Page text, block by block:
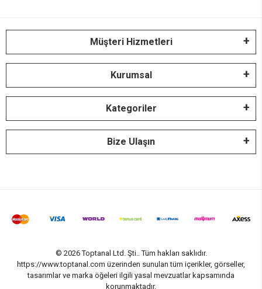
Müşteri Hizmetleri
Kurumsal
Kategoriler
Bize Ulaşın
© 2026 Toptanal Ltd. Şti.. Tüm hakları saklıdır.
https://www.toptanal.com üzerinden sunulan tüm içerikler, görseller,
tasarımlar ve marka öğeleri ilgili yasal mevzuatlar kapsamında
korunmaktadır.